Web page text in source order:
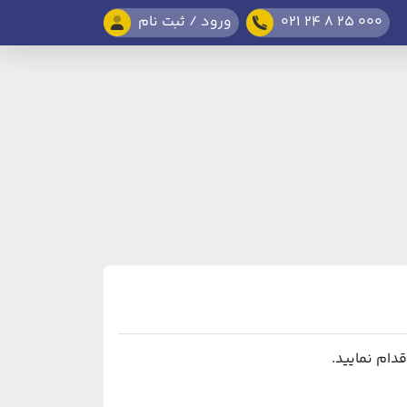
021 24 8 25 000 ورود / ثبت نام